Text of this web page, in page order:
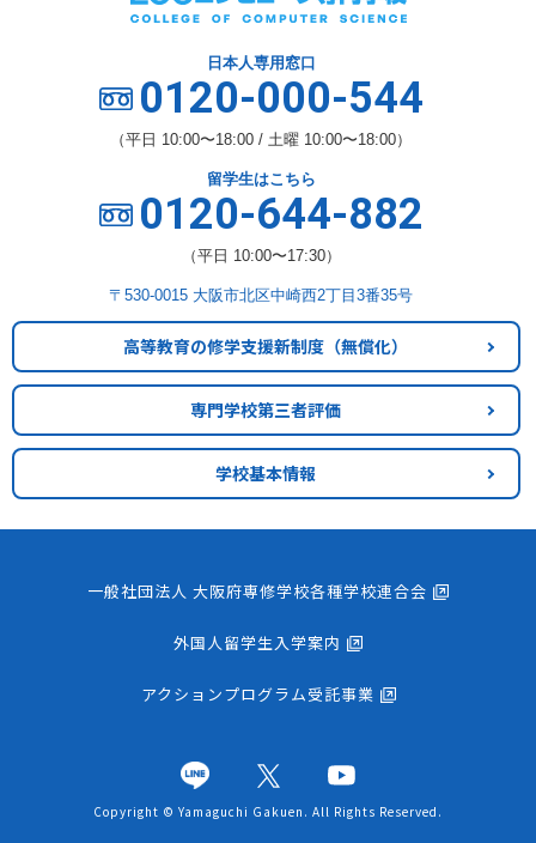
日本人専用窓口
0120-000-544
（平日 10:00〜18:00 / 土曜 10:00〜18:00）
留学生はこちら
0120-644-882
（平日 10:00〜17:30）
〒530-0015 大阪市北区中崎西2丁目3番35号
高等教育の修学支援新制度 （無償化）
専門学校第三者評価
学校基本情報
一般社団法人 大阪府専修学校各種学校連合会
外国人留学生入学案内
アクションプログラム受託事業
Copyright © Yamaguchi Gakuen. All Rights Reserved.